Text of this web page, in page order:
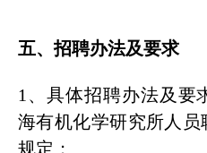
五、招聘办法及要求
1、具体招聘办法及要
海有机化学研究所人
规定；